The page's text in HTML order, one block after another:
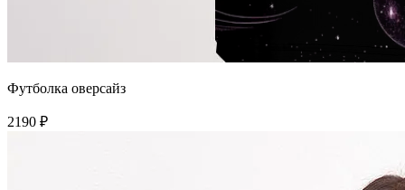
Футболка оверсайз
2190 ₽